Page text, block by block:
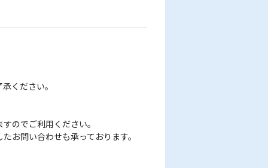
ください。
のでご利用ください。
お問い合わせも承っております。